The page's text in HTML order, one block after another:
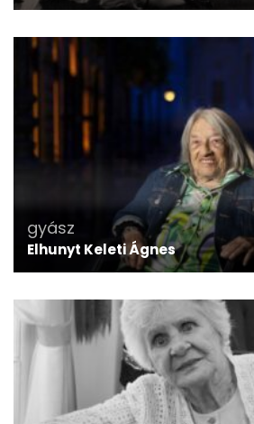
gyász
Elhunyt Keleti Ágnes